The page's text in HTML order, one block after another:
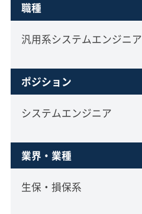
職種
汎用系システムエンジニア
ポジション
システムエンジニア
業界・業種
生保・損保系